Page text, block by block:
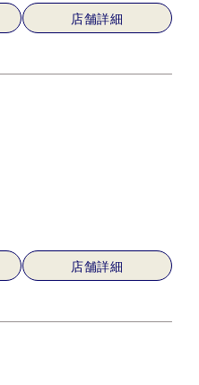
店舗詳細
店舗詳細